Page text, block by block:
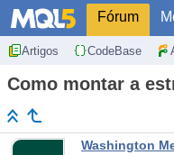
Fórum
Artigos CodeBase
Como montar a
Washington